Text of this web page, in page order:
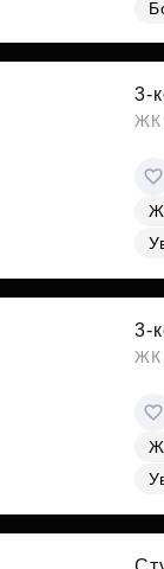
3-
ЖК
3-
ЖК